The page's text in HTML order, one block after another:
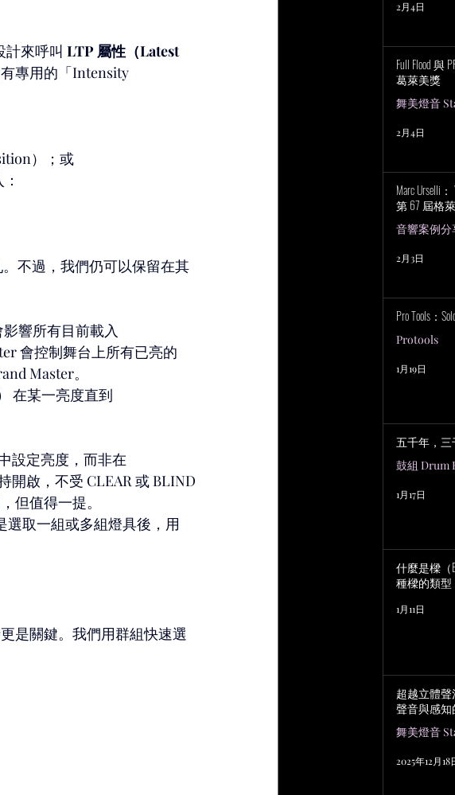
計來呼叫 LTP 屬性（Latest
專用的「Intensity
）；或
不過，我們仍可以保留在其
影響所有目前載入
會控制舞台上所有已亮的
Master。
在某一亮度直到
設定亮度，而非在
開啟，不受 CLEAR 或 BLIND
但值得一提。
選取一組或多組燈具後，用
是關鍵。我們用群組快速選
2月4日
Full Flood 與
葛萊美獎
舞美燈音
2月4日
Marc Urselli
第 67 屆格
音響案例分
2月3日
Pro Tools：
Protools
1月19日
五千年，
鼓組 Drum
1月17日
什麼是樑（
種樑的類型
1月11日
超越立體
聲音與感
舞美燈音
2025年12月18